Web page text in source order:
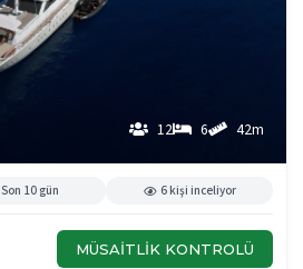
12 6 42m
Son 10 gün 6 kişi inceliyor
MÜSAITLIK KONTROLÜ